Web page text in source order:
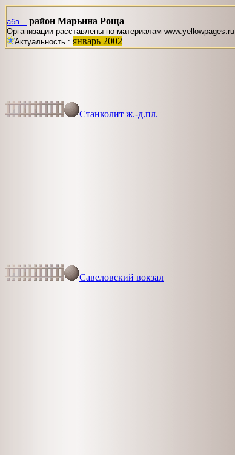
абв... район Марьина Роща
Организации расставлены по материалам www.yellowpages.ru
Актуальность : январь 2002
Станколит ж.-д.пл.
Савеловский вокзал